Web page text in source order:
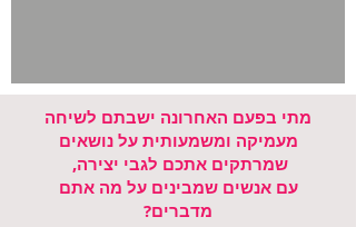
מתי בפעם האחרונה ישבתם לשיחה
מעמיקה ומשמעותית על נושאים
שמרתקים אתכם לגבי יצירה,
עם אנשים שמבינים על מה אתם
מדברים?